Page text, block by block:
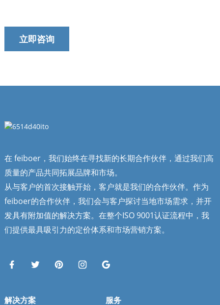
立即咨询
在 feiboer，我们始终在寻找新的长期合作伙伴，通过我们高
质量的产品共同拓展品牌和市场。
从与客户的首次接触开始，客户就是我们的合作伙伴。作为
feiboer的合作伙伴，我们会与客户探讨当地市场需求，并开
发具有附加值的解决方案。在整个ISO 9001认证流程中，我
们提供最具吸引力的定价体系和市场营销方案。
解决方案 服务